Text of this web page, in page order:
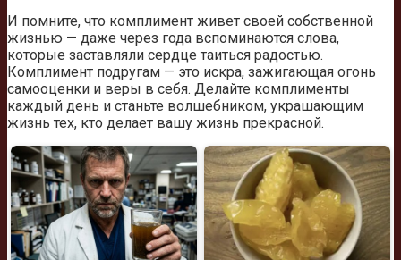
И помните, что комплимент живет своей собственной
жизнью — даже через года вспоминаются слова,
которые заставляли сердце таиться радостью.
Комплимент подругам — это искра, зажигающая огонь
самооценки и веры в себя. Делайте комплименты
каждый день и станьте волшебником, украшающим
жизнь тех, кто делает вашу жизнь прекрасной.